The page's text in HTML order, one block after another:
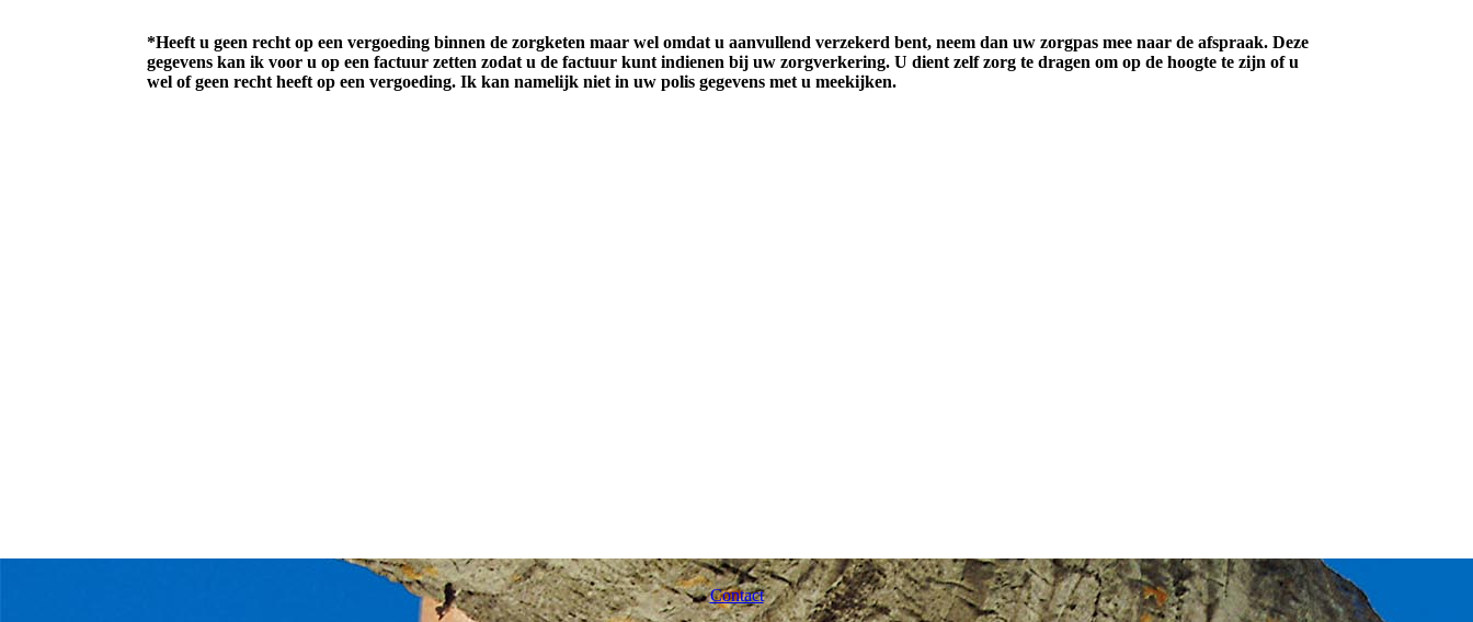
*Heeft u geen recht op een vergoeding binnen de zorgketen maar wel omdat u aanvullend verzekerd bent, neem dan uw zorgpas mee naar de afspraak. Deze
gegevens kan ik voor u op een factuur zetten zodat u de factuur kunt indienen bij uw zorgverkering. U dient zelf zorg te dragen om op de hoogte te zijn of u
wel of geen recht heeft op een vergoeding. Ik kan namelijk niet in uw polis gegevens met u meekijken.
Contact